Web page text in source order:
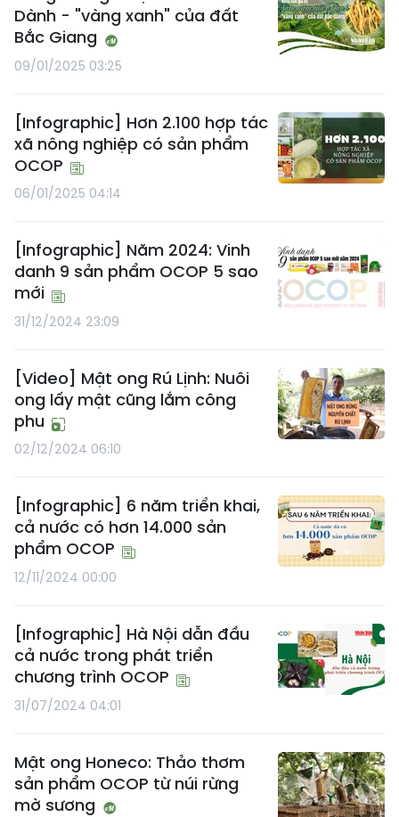
Dành - "vàng xanh" của đất
Bắc Giang
09/01/2025 03:25
[Infographic] Hơn 2.100 hợp tác
xã nông nghiệp có sản phẩm
OCOP
06/01/2025 04:14
[Infographic] Năm 2024: Vinh
danh 9 sản phẩm OCOP 5 sao
mới
31/12/2024 23:09
[Video] Mật ong Rú Lịnh: Nuôi
ong lấy mật cũng lắm công
phu
02/12/2024 06:10
[Infographic] 6 năm triển khai,
cả nước có hơn 14.000 sản
phẩm OCOP
12/11/2024 00:00
[Infographic] Hà Nội dẫn đầu
cả nước trong phát triển
chương trình OCOP
31/07/2024 04:01
Mật ong Honeco: Thảo thơm
sản phẩm OCOP từ núi rừng
mờ sương